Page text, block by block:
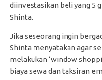
diinvestasikan beli yang 5
Shinta.
Jika seseorang ingin
Shinta menyatakan agar
melakukan ‘window
biaya sewa dan taksiran